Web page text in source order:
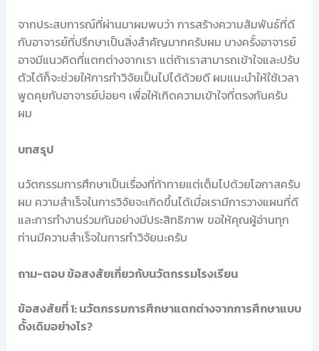
จากประสบการณ์ที่ผ่านมาผมพบว่า การสร้างความสัมพันธ์ที่ดี
กับอาจารย์ที่ปรึกษาเป็นสิ่งสำคัญมากครับผม บางครั้งอาจารย์
อาจมีแนวคิดที่แตกต่างจากเรา แต่ถ้าเราสามารถเข้าใจและปรับ
ตัวได้ก็จะช่วยให้การทำวิจัยเป็นไปได้ด้วยดี ผมแนะนำให้ใช้เวลา
พูดคุยกับอาจารย์บ่อยๆ เพื่อให้เกิดความเข้าใจที่ตรงกันครับ
ผม
บทสรุป
นวัตกรรมการศึกษาเป็นเรื่องที่ท้าทายแต่เต็มไปด้วยโอกาสครับ
ผม ความสำเร็จในการวิจัยจะเกิดขึ้นได้เมื่อเรามีการวางแผนที่ดี
และการทำงานร่วมกันอย่างมีประสิทธิภาพ ขอให้คุณผู้อ่านทุก
ท่านมีความสำเร็จในการทำวิจัยนะครับ
ถาม-ตอบ ข้อสงสัยเกี่ยวกับนวัตกรรมโรงเรียน
ข้อสงสัยที่ 1: นวัตกรรมการศึกษาแตกต่างจากการศึกษาแบบ
ดั้งเดิมอย่างไร?